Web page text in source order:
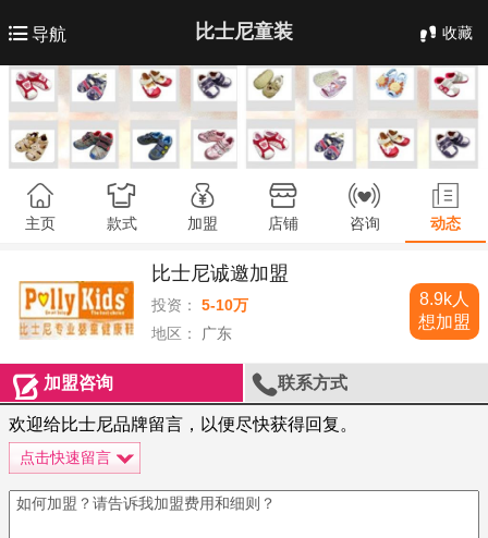
导航 比士尼童装 收藏
主页 款式 加盟 店铺 咨询 动态
比士尼诚邀加盟
投资：
5-10万
地区：
广东
8.9k人
想加盟
加盟咨询 联系方式
欢迎给比士尼品牌留言，以便尽快获得回复。
点击快速留言